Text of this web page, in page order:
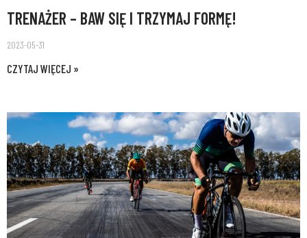
TRENAŻER – BAW SIĘ I TRZYMAJ FORMĘ!
2023-05-31
CZYTAJ WIĘCEJ »